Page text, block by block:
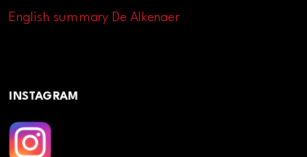
English summary De Alkenaer
INSTAGRAM